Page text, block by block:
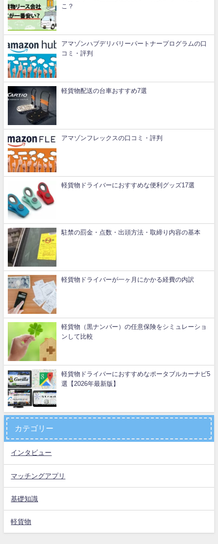
こ？
アマゾンハブデリバリーパートナープログラムの口
コミ・評判
軽貨物配送の台車おすすめ7選
アマゾンフレックスの口コミ・評判
軽貨物ドライバーにおすすめな便利グッズ17選
駐禁の罰金・点数・出頭方法・取締り内容の基本
軽貨物ドライバーが一ヶ月にかかる経費の内訳
軽貨物（黒ナンバー）の任意保険をシミュレーショ
ンして比較
軽貨物ドライバーにおすすめなポータブルカーナビ5
選【2026年最新版】
カテゴリー
インタビュー
マッチングアプリ
基礎知識
軽貨物